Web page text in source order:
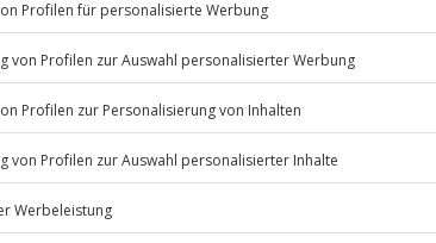
Minuten)
eines Erwachsenen
vom eigenen Erlebnis
möglich.
Listenansicht
© OpenStreetMaps